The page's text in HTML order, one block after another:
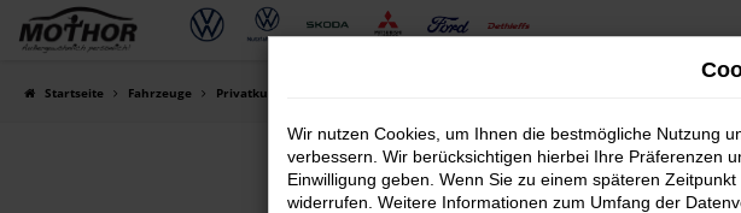
Zum
Hauptinhalt
Startseite Fahrzeuge Privatkunden
Wir nutzen Cookies, um Ihnen die bestmögliche Nutzung
verbessern. Wir berücksichtigen hierbei Ihre Präferenzen
Einwilligung geben. Wenn Sie zu einem späteren
widerrufen. Weitere Informationen zum Umfang der